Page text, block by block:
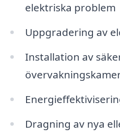
elektriska problem
Uppgradering av
Installation av
Dragning av nya